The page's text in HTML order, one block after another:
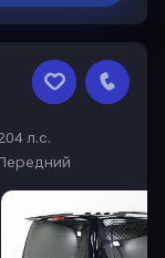
л.с.
Передний